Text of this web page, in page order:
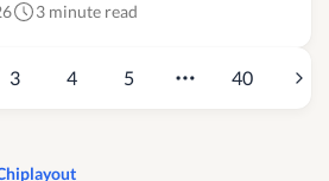
3 minute read
3 4 5 40